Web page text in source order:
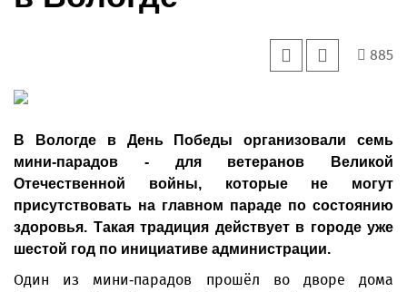
885
В Вологде в День Победы организовали семь
мини-парадов - для ветеранов Великой
Отечественной войны, которые не могут
присутствовать на главном параде по состоянию
здоровья. Такая традиция действует в городе уже
шестой год по инициативе администрации.
Один из мини-парадов прошёл во дворе дома